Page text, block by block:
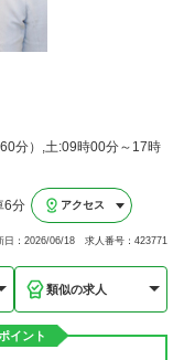
分）,土:09時00分～17時
6分 アクセス
日：2026/06/18 求人番号：423771
類似の求人
イント